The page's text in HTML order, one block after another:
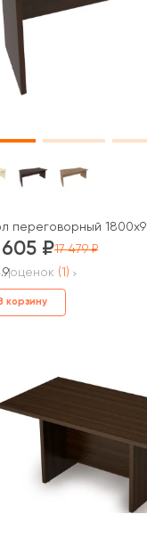
/ Estetica
переговорный
605
17 479
оценок (1)
В корзину